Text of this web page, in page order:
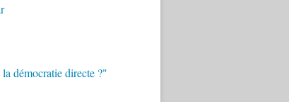
démocratie directe ?"